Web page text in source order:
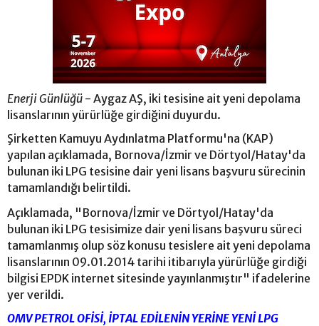
Enerji Günlüğü - Aygaz AŞ, iki tesisine ait yeni depolama
lisanslarının yürürlüğe girdiğini duyurdu.
Şirketten Kamuyu Aydınlatma Platformu'na (KAP)
yapılan açıklamada, Bornova/İzmir ve Dörtyol/Hatay'da
bulunan iki LPG tesisine dair yeni lisans başvuru sürecinin
tamamlandığı belirtildi.
Açıklamada, "Bornova/İzmir ve Dörtyol/Hatay'da
bulunan iki LPG tesisimize dair yeni lisans başvuru süreci
tamamlanmış olup söz konusu tesislere ait yeni depolama
lisanslarının 09.01.2014 tarihi itibarıyla yürürlüğe girdiği
bilgisi EPDK internet sitesinde yayınlanmıştır" ifadelerine
yer verildi.
OMV PETROL OFİSİ, İPTAL EDİLENİN YERİNE YENİ LPG